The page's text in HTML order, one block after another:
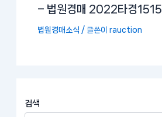
검색
– 법원경매 2022타경1515
법원경매소식 / 글쓴이rauction